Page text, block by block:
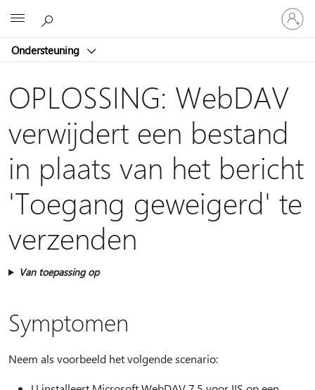
Ondersteuning
Meld
je
aan
je
OPLOSSING: WebDAV
verwijdert een bestand
in plaats van het bericht
'Toegang geweigerd' te
verzenden
Van toepassing op
Symptomen
Neem als voorbeeld het volgende scenario: